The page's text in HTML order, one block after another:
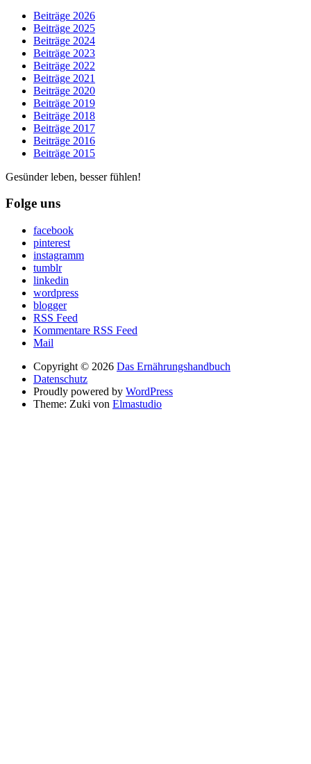
Beiträge 2026
Beiträge 2025
Beiträge 2024
Beiträge 2023
Beiträge 2022
Beiträge 2021
Beiträge 2020
Beiträge 2019
Beiträge 2018
Beiträge 2017
Beiträge 2016
Beiträge 2015
Gesünder leben, besser fühlen!
Folge uns
facebook
pinterest
instagramm
tumblr
linkedin
wordpress
blogger
RSS Feed
Kommentare RSS Feed
Mail
Copyright © 2026 Das Ernährungshandbuch
Datenschutz
Proudly powered by WordPress
Theme: Zuki von Elmastudio